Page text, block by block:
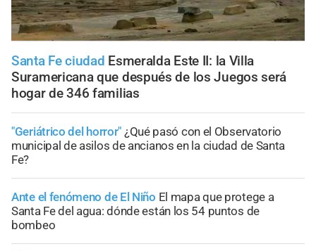
Santa Fe ciudad Esmeralda Este II: la Villa
Suramericana que después de los Juegos será
hogar de 346 familias
"Geriátrico del horror" ¿Qué pasó con el Observatorio
municipal de asilos de ancianos en la ciudad de Santa
Fe?
Ante el fenómeno de El Niño El mapa que protege a
Santa Fe del agua: dónde están los 54 puntos de
bombeo